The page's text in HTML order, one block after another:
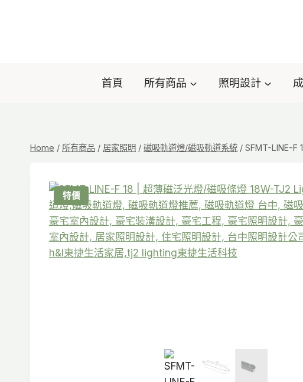
首頁 所有商品 照明設計
Home / 所有商品 / 居家照明 / 磁吸軌道燈/磁吸軌道系統 / SFMT-LINE-F
特價